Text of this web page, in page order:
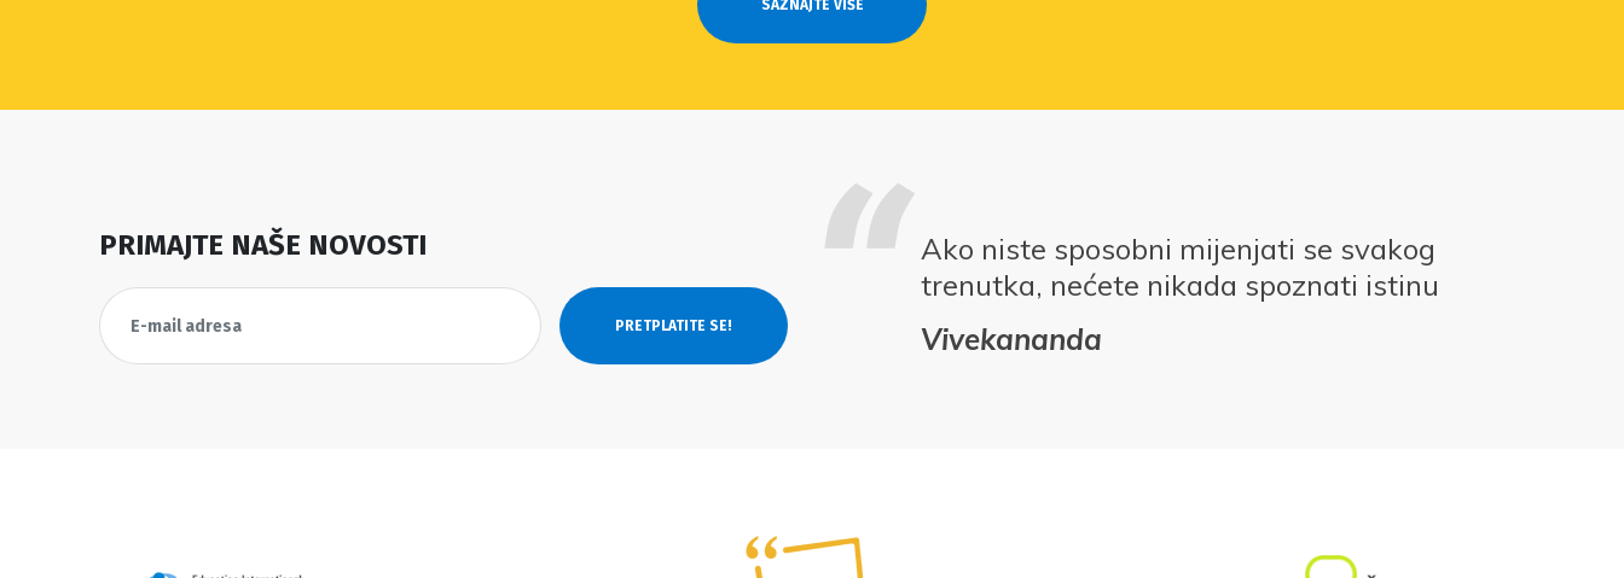
SAZNAJTE VIŠE
PRIMAJTE NAŠE NOVOSTI
Ako niste sposobni mijenjati se svakog
trenutka, nećete nikada spoznati istinu
Vivekananda